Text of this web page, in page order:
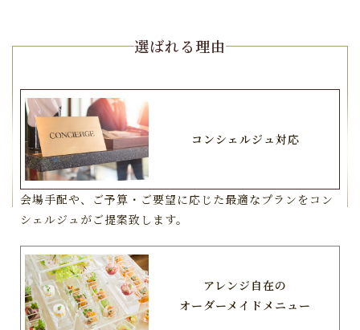
選ばれる理由
コンシェルジュ対応
会場手配や、ご予算・ご要望に応じた最適なプランをコン
シェルジュがご提案致します。
アレンジ自在の
オーダーメイドメニュー